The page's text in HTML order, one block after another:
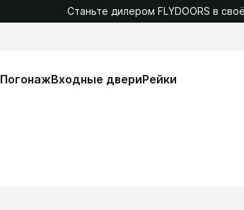
Станьте дилером FLYDOORS в
ПогонажВходные двериРейки